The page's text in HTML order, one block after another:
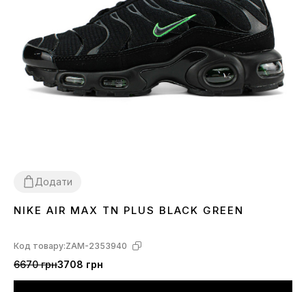
Додати
43
NIKE AIR MAX TN PLUS BLACK GREEN
Код товару:ZAM-2353940
6670 грн3708 грн